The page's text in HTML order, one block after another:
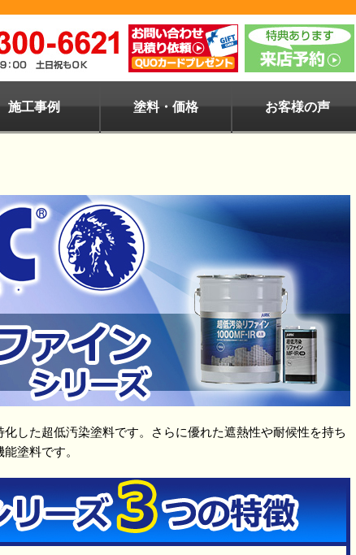
施工事例 塗料・価格 お客様の声
した超低汚染塗料です。さらに優れた遮熱性や耐候性を持ち
塗料です。